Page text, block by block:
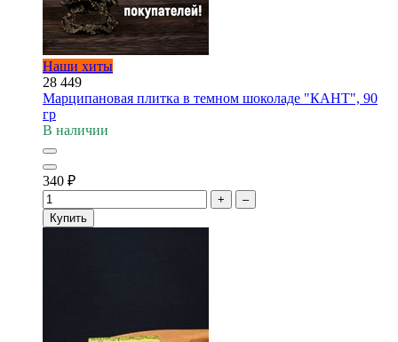
Наши хиты
28 449
Марципановая плитка в темном шоколаде "КАНТ", 90
гр
В наличии
340 ₽
+
–
Купить